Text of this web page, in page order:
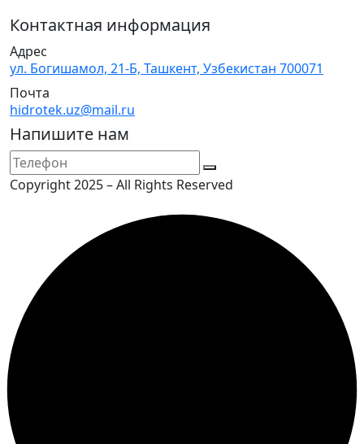
Контактная информация
Адрес
ул. Богишамол, 21-Б, Ташкент, Узбекистан 700071
Почта
hidrotek.uz@mail.ru
Напишите нам
Copyright 2025 – All Rights Reserved